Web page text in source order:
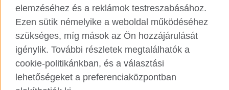
British Council világszerte
Adatvédelmi szabályzat
Cookie
Honlaptérkép
elemzéséhez és a reklámok testreszabásához.
Ezen sütik némelyike a weboldal működéséhez
szükséges, míg mások az Ön hozzájárulását
igénylik. További részletek megtalálhatók a
cookie-politikánkban, és a választási
lehetőségeket a preferenciaközpontban